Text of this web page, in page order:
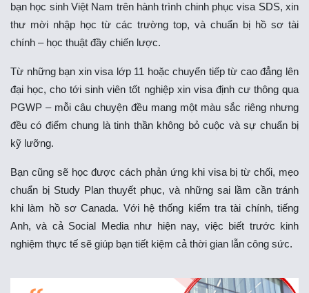
bạn học sinh Việt Nam trên hành trình chinh phục visa SDS, xin
thư mời nhập học từ các trường top, và chuẩn bị hồ sơ tài
chính – học thuật đầy chiến lược.
Từ những bạn xin visa lớp 11 hoặc chuyển tiếp từ cao đẳng lên
đại học, cho tới sinh viên tốt nghiệp xin visa định cư thông qua
PGWP – mỗi câu chuyện đều mang một màu sắc riêng nhưng
đều có điểm chung là tinh thần không bỏ cuộc và sự chuẩn bị
kỹ lưỡng.
Bạn cũng sẽ học được cách phản ứng khi visa bị từ chối, mẹo
chuẩn bị Study Plan thuyết phục, và những sai lầm cần tránh
khi làm hồ sơ Canada. Với hệ thống kiểm tra tài chính, tiếng
Anh, và cả Social Media như hiện nay, việc biết trước kinh
nghiệm thực tế sẽ giúp bạn tiết kiệm cả thời gian lẫn công sức.